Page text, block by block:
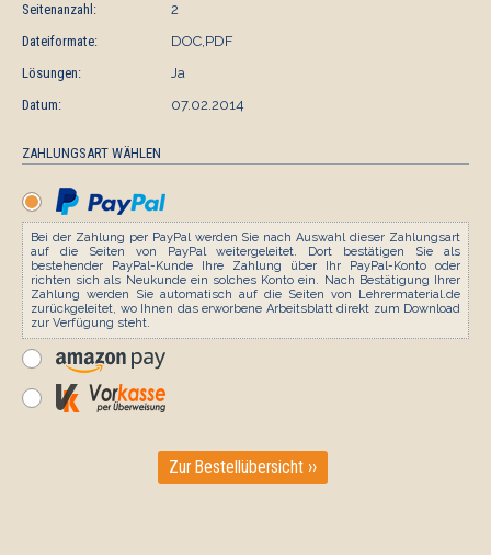
Seitenanzahl:
2
Dateiformate:
DOC,PDF
Lösungen:
Ja
Datum:
07.02.2014
ZAHLUNGSART WÄHLEN
Bei der Zahlung per PayPal werden Sie nach Auswahl dieser Zahlungsart
auf die Seiten von PayPal weitergeleitet. Dort bestätigen Sie als
bestehender PayPal-Kunde Ihre Zahlung über Ihr PayPal-Konto oder
richten sich als Neukunde ein solches Konto ein. Nach Bestätigung Ihrer
Zahlung werden Sie automatisch auf die Seiten von Lehrermaterial.de
zurückgeleitet, wo Ihnen das erworbene Arbeitsblatt direkt zum Download
zur Verfügung steht.
Zur Bestellübersicht ››